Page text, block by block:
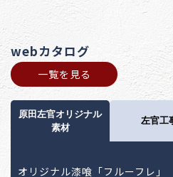
webカタログ
一覧を見る
原田左官オリジナル
素材
左官工
オリジナル漆喰「フルーフレ」